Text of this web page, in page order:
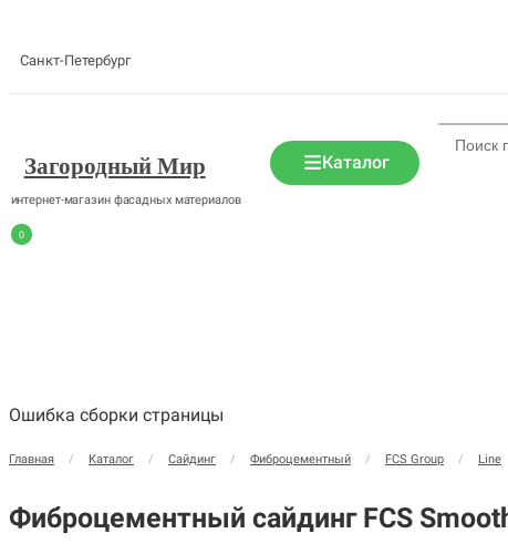
Санкт-Петербург
Загородный Мир
интернет-магазин фасадных материалов
Каталог
0
Ошибка сборки страницы
Главная / Каталог / Сайдинг / Фиброцементный / FCS Group / Line
Фиброцементный сайдинг FCS